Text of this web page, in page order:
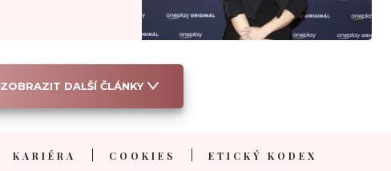
ZOBRAZIT DALŠÍ ČLÁNKY
KARIÉRA COOKIES ETICKÝ KODEX